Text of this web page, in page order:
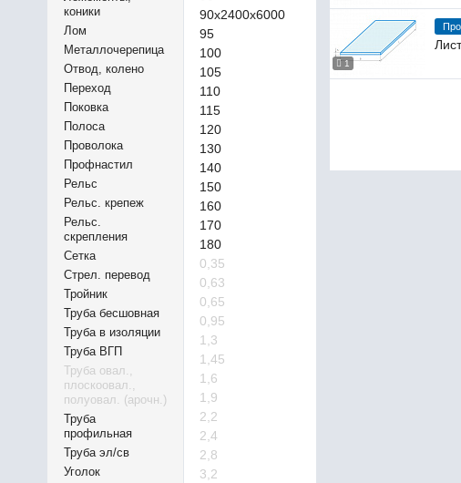
коники
Лом
Металлочерепица
Отвод, колено
Переход
Поковка
Полоса
Проволока
Профнастил
Рельс
Рельс. крепеж
Рельс.
скрепления
Сетка
Стрел. перевод
Тройник
Труба бесшовная
Труба в изоляции
Труба ВГП
Труба овал.,
плоскоовал.,
полуовал. (арочн.)
Труба
профильная
Труба эл/св
Уголок
90х2400х6000
95
100
105
110
115
120
130
140
150
160
170
180
0,35
0,63
0,65
0,95
1,3
1,45
1,6
1,9
2,2
2,4
2,8
3,2
1